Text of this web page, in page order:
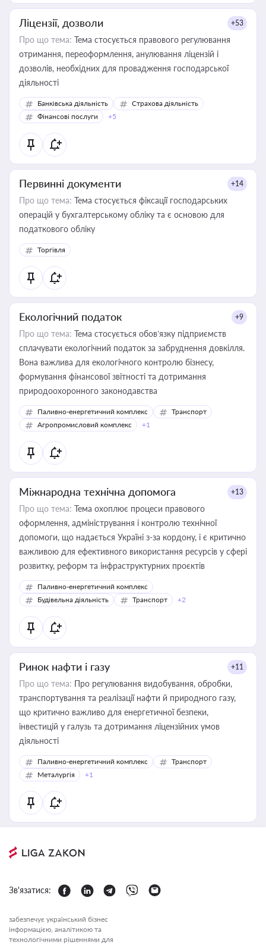
Ліцензії, дозволи +53
Про що тема: Тема стосується правового регулювання
отримання, переоформлення, анулювання ліцензій і
дозволів, необхідних для провадження господарської
діяльності
Банківська діяльність
Страхова діяльність
Фінансові послуги
+5
Первинні документи +14
Про що тема: Тема стосується фіксації господарських
операцій у бухгалтерському обліку та є основою для
податкового обліку
Торгівля
Екологічний податок +9
Про що тема: Тема стосується обов’язку підприємств
сплачувати екологічний податок за забруднення довкілля.
Вона важлива для екологічного контролю бізнесу,
формування фінансової звітності та дотримання
природоохоронного законодавства
Паливно-енергетичний комплекс
Транспорт
Агропромисловий комплекс
+1
Міжнародна технічна допомога +13
Про що тема: Тема охоплює процеси правового
оформлення, адміністрування і контролю технічної
допомоги, що надається Україні з-за кордону, і є критично
важливою для ефективного використання ресурсів у сфері
розвитку, реформ та інфраструктурних проєктів
Паливно-енергетичний комплекс
Будівельна діяльність
Транспорт +2
Ринок нафти і газу +11
Про що тема: Про регулювання видобування, обробки,
транспортування та реалізації нафти й природного газу,
що критично важливо для енергетичної безпеки,
інвестицій у галузь та дотримання ліцензійних умов
діяльності
Паливно-енергетичний комплекс
Транспорт
Металургія
+1
Зв'язатися:
забезпечує український бізнес
інформацією, аналітикою та
технологічними рішеннями для